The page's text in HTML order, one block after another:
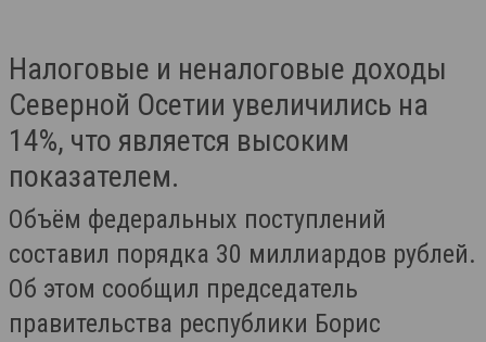
Налоговые и неналоговые доходы
Северной Осетии увеличились на
14%, что является высоким
показателем.
Объём федеральных поступлений
составил порядка 30 миллиардов рублей.
Об этом сообщил председатель
правительства республики Борис